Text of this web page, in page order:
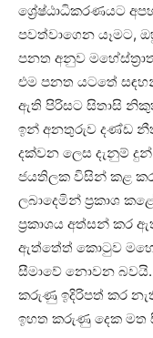
ශ්‍රේෂ්ඨාධිකරණයට
පවත්වාගෙන යෑමට,
පනත අනුව
එම පනත යටතේ
ඇති පිරිසට සිතාසි
ඉන් අනතුරුව දණ්ඩ නීති
දක්වන ලෙස දැනුම් දුන්
ජයතිලක විසින් කළ
ලබාදෙමින් ප්‍රකාශ
ප්‍රකාශය අත්සන් කර
ඇත්තේත් කොටුව
සීමාවේ නොවන
කරුණු ඉදිරිපත් කර
ඉහත කරුණු දෙක මත